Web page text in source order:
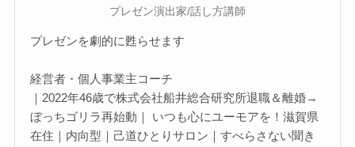
プレゼン演出家/話し方講師
プレゼンを劇的に甦らせます
経営者・個人事業主コーチ
｜2022年46歳で株式会社船井総合研究所退職＆離婚→
ぼっちゴリラ再始動｜ いつも心にユーモアを！滋賀県
在住｜内向型｜己道ひとりサロン｜すべらさない聞き